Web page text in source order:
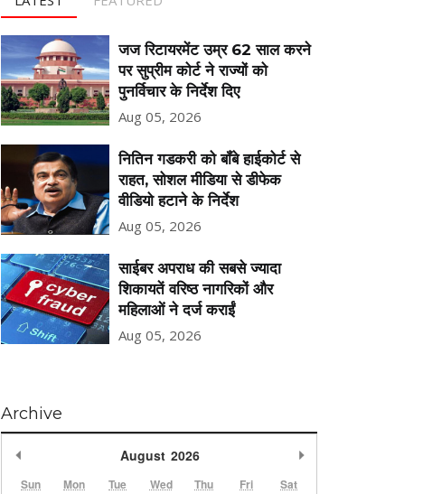
जज रिटायरमेंट उम्र 62 साल करने
पर सुप्रीम कोर्ट ने राज्यों को
पुनर्विचार के निर्देश दिए
Aug 05, 2026
नितिन गडकरी को बॉंबे हाईकोर्ट से
राहत, सोशल मीडिया से डीफेक
वीडियो हटाने के निर्देश
Aug 05, 2026
साईबर अपराध की सबसे ज्यादा
शिकायतें वरिष्ठ नागरिकों और
महिलाओं ने दर्ज कराईं
Aug 05, 2026
Archive
August 2026
Sun Mon Tue Wed Thu Fri Sat